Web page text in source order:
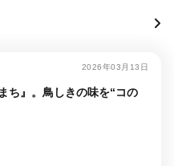
2026年03月13日
ち』。鳥しきの味を“コの